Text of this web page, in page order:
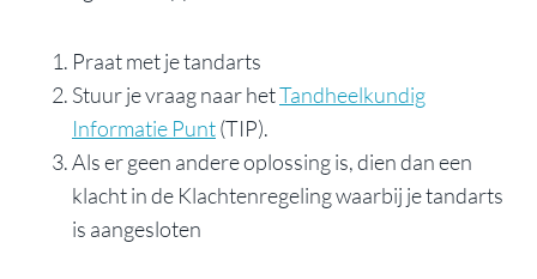
Praat met je tandarts
Stuur je vraag naar hetTandheelkundig
Informatie Punt(TIP).
Als er geen andere oplossing is, dien dan een
klacht in de Klachtenregeling waarbij je tandarts
is aangesloten